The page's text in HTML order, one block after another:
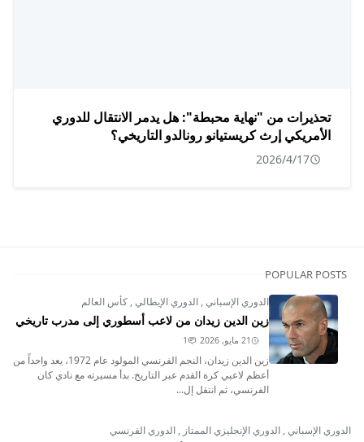
تحذيرات من "نهاية محبطة": هل يدمر الانتقال للدوري
الأمريكي إرث كريستيانو رونالدو التاريخي؟
2026/4/17
POPULAR POSTS
الدوري الإسباني, الدوري الإيطالي, كأس العالم
زين الدين زيدان من لاعب أسطوري إلى مدرب تاريخي
21 مايو, 2026 1
زين الدين زيدان، النجم الفرنسي المولود عام 1972، يعد واحداً من
أعظم لاعبي كرة القدم عبر التاريخ. بدأ مسيرته مع نادي كان
الفرنسي، ثم انتقل إل...
الدوري الإسباني, الدوري الإنجليزي الممتاز , الدوري الفرنسي